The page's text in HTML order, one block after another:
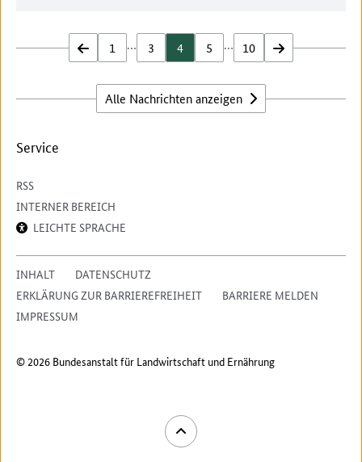
zurück
1 … 3 4 5 … 10 vor
Alle Nachrichten anzeigen
Service
RSS
INTERNER BEREICH
LEICHTE SPRACHE
INHALT
DATENSCHUTZ
ERKLÄRUNG ZUR BARRIEREFREIHEIT
BARRIERE MELDEN
IMPRESSUM
© 2026 Bundesanstalt für Landwirtschaft und Ernährung